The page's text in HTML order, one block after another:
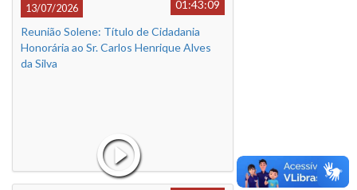
13/07/2026
01:43:09
Reunião Solene: Título de Cidadania
Honorária ao Sr. Carlos Henrique Alves
da Silva